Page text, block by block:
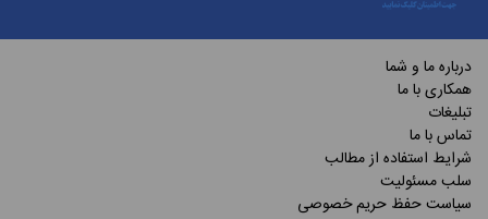
درباره ما و شما
همکاری با ما
تبلیغات
تماس با ما
شرایط استفاده از مطالب
سلب مسئولیت
سیاست حفظ حریم خصوصی